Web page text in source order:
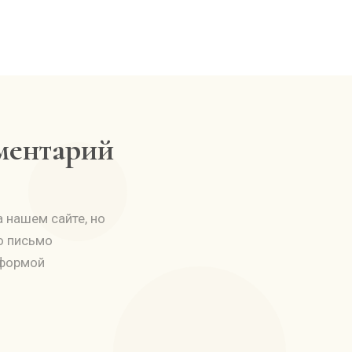
нашем сайте, но
письмо